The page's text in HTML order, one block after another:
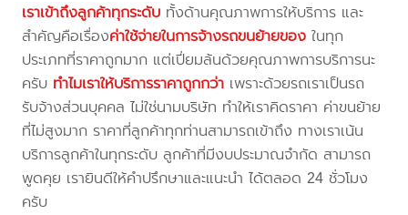
เราเข้าถึงลูกค้าทุกระดับ ทั้งด้านคุณภาพการให้บริการ และ
สำคัญคือเรื่องค่าใช้จ่ายในการจ้างรถขนย้ายของ ในทุก
ประเภทที่ราคาถูกมาก แต่เปี่ยมล้นด้วยคุณภาพการบริการนะ
ครับ ทำไมเราให้บริการราคาถูกกว่า เพราะด้วยรถเราเป็นรถ
รับจ้างส่วนบุคคล ไม่ใช่นามบริษัท ทำให้เราคิดราคา ค่าขนย้าย
ที่ไม่สูงมาก ราคาที่ลูกค้าทุกท่านสามารถเข้าถึง ทางเราเน้น
บริการลูกค้าในทุกระดับ ลูกค้าที่มีงบประมาณจำกัด สามารถ
พูดคุย เรายินดีให้คำปรึกษาและแนะนำ ได้ตลอด 24 ชั่วโมง
ครับ